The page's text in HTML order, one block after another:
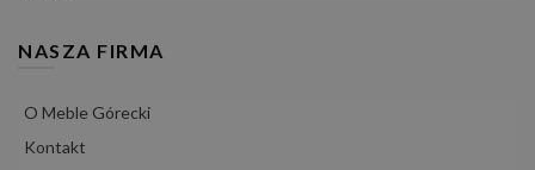
NASZA FIRMA
O Meble Górecki
Kontakt